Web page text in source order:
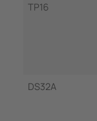
TP16
DS32A